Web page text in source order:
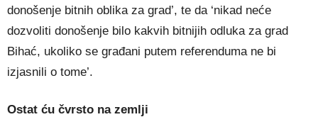
donošenje bitnih oblika za grad’, te da ‘nikad neće
dozvoliti donošenje bilo kakvih bitnijih odluka za grad
Bihać, ukoliko se građani putem referenduma ne bi
izjasnili o tome’.
Ostat ću čvrsto na zemlji